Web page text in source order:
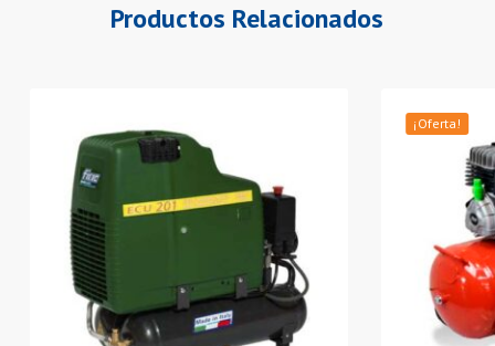
Productos Relacionados
¡Oferta!